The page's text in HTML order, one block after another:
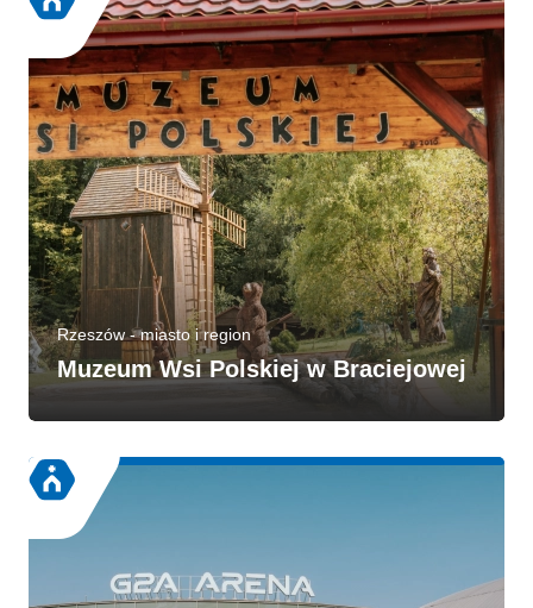
Rzeszów - miasto i region
Muzeum Wsi Polskiej w Braciejowej